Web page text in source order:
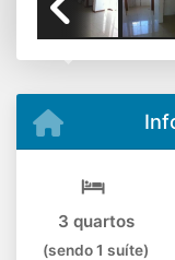
3 quartos
(sendo 1 suíte)